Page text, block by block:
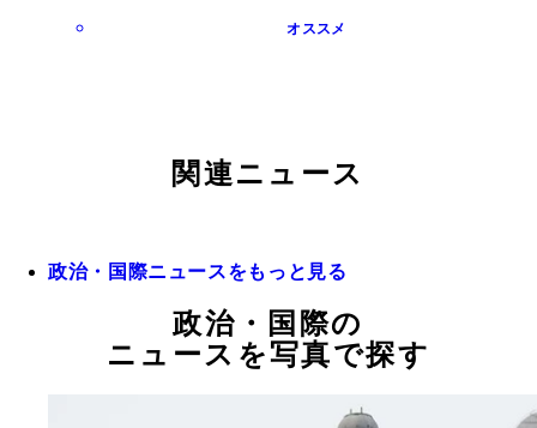
オススメ
関連ニュース
政治・国際ニュースをもっと見る
政治・国際の
ニュースを写真で探す